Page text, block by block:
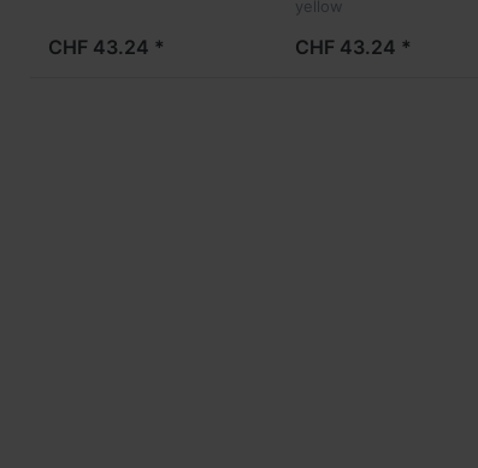
CHF 43.24 *
yellow
CHF 43.24 *